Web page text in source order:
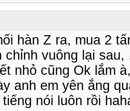
hàn Z ra, mua 2
chỉnh vuông lại
nhỏ cũng Ok lắm
anh em yên ắng
nói luôn rồi